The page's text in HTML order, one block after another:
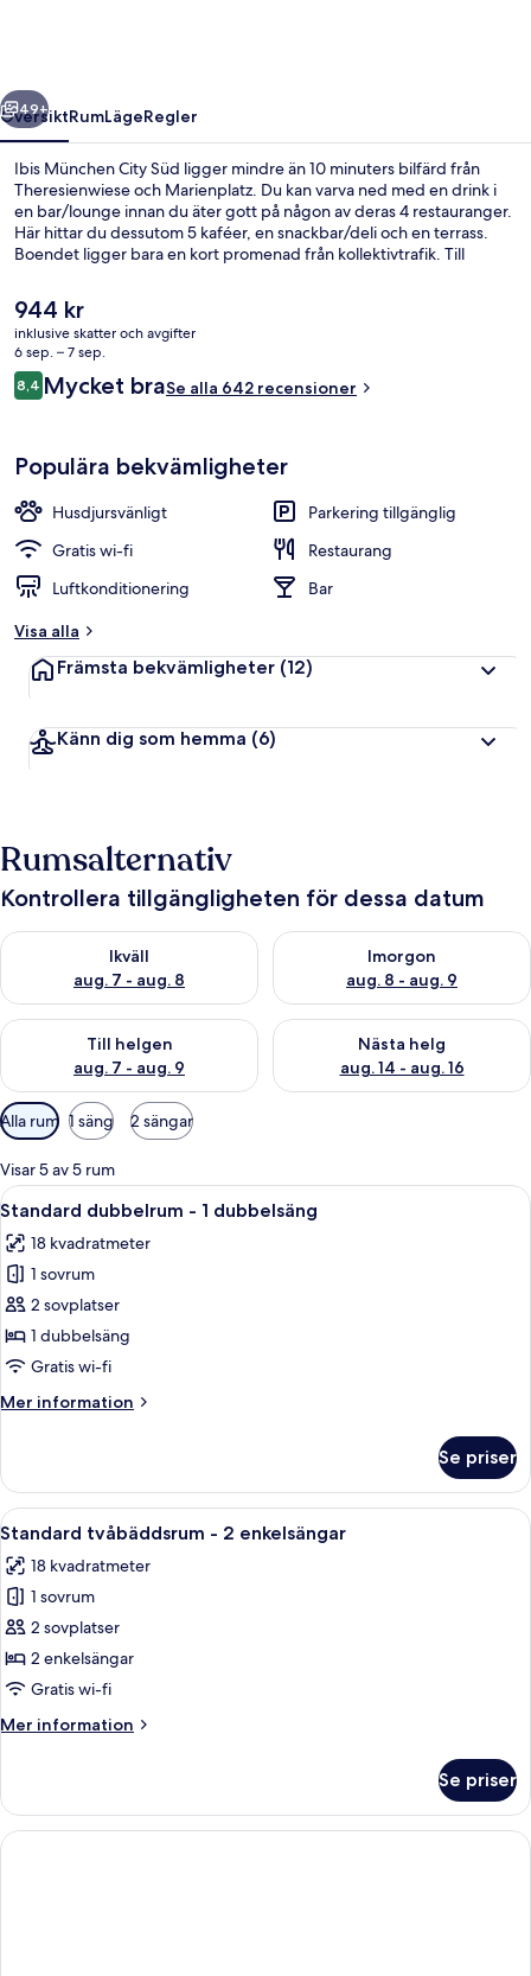
Nästa
49+
ÖversiktRumLägeRegler
Ibis München City Süd ligger mindre än 10 minuters bilfärd från
Theresienwiese och Marienplatz. Du kan varva ned med en drink i
en bar/lounge innan du äter gott på någon av deras 4 restauranger.
Här hittar du dessutom 5 kaféer, en snackbar/deli och en terrass.
Boendet ligger bara en kort promenad från kollektivtrafik. Till
och till Wettersteinplatz U-Bahnstation är det 6 minuter.
Det
nuvarande
priset
är
944 kr
944 kr
inklusive skatter och avgifter
6 sep. – 7 sep.
Recensioner
8,48,4 av 10,
Mycket braSe alla 642 recensioner
Populära bekvämligheter
Husdjursvänligt
Parkering tillgänglig
Gratis wi-fi
Restaurang
Luftkonditionering
Bar
Visa alla
Främsta bekvämligheter (12)
Känn dig som hemma (6)
Rumsalternativ
Kontrollera tillgängligheten för dessa datum
Ikväll
aug. 7 - aug. 8
Kontrollera tillgängligheten för ikväll aug. 7 - aug. 8
Imorgon
aug. 8 - aug. 9
Kontrollera tillgängligheten
Till helgen
aug. 7 - aug. 9
Kontrollera tillgängligheten för den här helgen aug. 7 - aug. 9
Nästa helg
aug. 14 - aug. 16
Kontrollera tillgängligheten
Tillgängliga
filter
för
rum
Alla rum 1 säng 2 sängar
Visar 5 av 5 rum
Öppna
alla
foton
för
Standard
dubbelrum
-
dubbelsäng
Ett badrum med ett vitt handfat, en
7
Standard dubbelrum - 1 dubbelsäng
18 kvadratmeter
1 sovrum
2 sovplatser
1 dubbelsäng
Gratis wi-fi
Mer information
Mer
dubbelrum
1
Se priser
Öppna
alla
foton
för
Standard
tvåbäddsrum
-
enkelsängar
Ett badrum med ett vitt handfat, en
7
Standard tvåbäddsrum - 2 enkelsängar
18 kvadratmeter
1 sovrum
2 sovplatser
2 enkelsängar
Gratis wi-fi
Mer information
Mer
tvåbäddsrum
2
Se priser